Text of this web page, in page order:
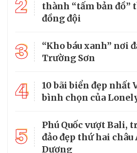
2
thành “tấm bản đồ”
đồng đội
3
“Kho báu xanh” nơi
Trường Sơn
4
10 bãi biển đẹp nhất
bình chọn của
5
Phú Quốc vượt Bali,
đảo đẹp thứ hai
Dương